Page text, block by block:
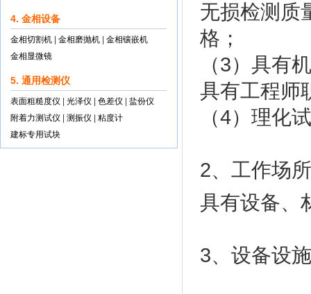
4. 金相设备
金相切割机 金相磨抛机
金相镶嵌机
金相显微镜
5. 通用检测仪
表面粗糙度仪 光泽仪 色差仪
盐份仪
附着力测试仪
测振仪
粘度计
建标专用试块
无损检测质
格；
（3）具有
具有工程师
（4）理化
2、工作场所
具有设备、
3、设备设施